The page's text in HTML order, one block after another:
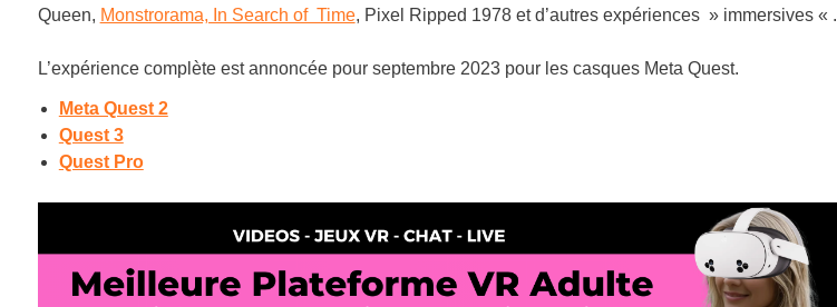
Queen, Monstrorama, In Search of Time, Pixel Ripped 1978 et d’autres expériences » immersives « .
L’expérience complète est annoncée pour septembre 2023 pour les casques Meta Quest.
Meta Quest 2
Quest 3
Quest Pro